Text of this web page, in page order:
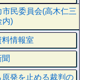
市民委員会(高木仁三
内)
料情報室
原発を止める裁判の